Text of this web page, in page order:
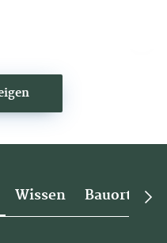
Wissen Bauorte